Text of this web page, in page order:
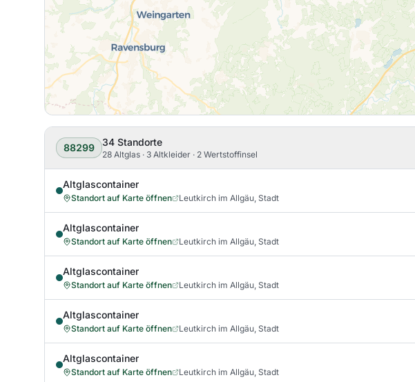
88299 34 Standorte
28 Altglas · 3 Altkleider · 2 Wertstoffinsel
Altglascontainer
Standort auf Karte öffnen Leutkirch im Allgäu, Stadt
Altglascontainer
Standort auf Karte öffnen Leutkirch im Allgäu, Stadt
Altglascontainer
Standort auf Karte öffnen Leutkirch im Allgäu, Stadt
Altglascontainer
Standort auf Karte öffnen Leutkirch im Allgäu, Stadt
Altglascontainer
Standort auf Karte öffnen Leutkirch im Allgäu, Stadt